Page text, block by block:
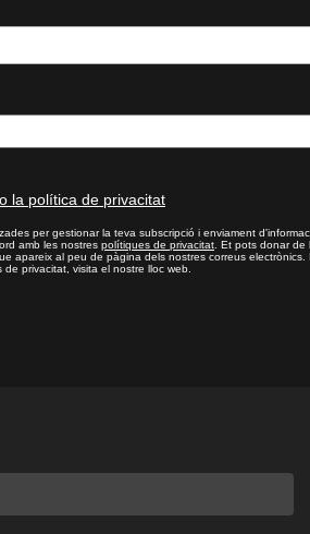
la política de privacitat
per gestionar la teva subscripció i enviament
amb les nostres polítiques de privacitat . Et pots donar
apareix al peu de pàgina dels nostres correus electrònics.
privacitat, visita el nostre lloc web.